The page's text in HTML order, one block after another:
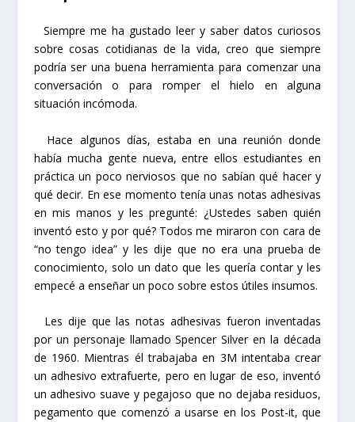
Siempre me ha gustado leer y saber datos curiosos
sobre cosas cotidianas de la vida, creo que siempre
podría ser una buena herramienta para comenzar una
conversación o para romper el hielo en alguna
situación incómoda.
Hace algunos días, estaba en una reunión donde
había mucha gente nueva, entre ellos estudiantes en
práctica un poco nerviosos que no sabían qué hacer y
qué decir. En ese momento tenía unas notas adhesivas
en mis manos y les pregunté: ¿Ustedes saben quién
inventó esto y por qué? Todos me miraron con cara de
“no tengo idea” y les dije que no era una prueba de
conocimiento, solo un dato que les quería contar y les
empecé a enseñar un poco sobre estos útiles insumos.
Les dije que las notas adhesivas fueron inventadas
por un personaje llamado Spencer Silver en la década
de 1960. Mientras él trabajaba en 3M intentaba crear
un adhesivo extrafuerte, pero en lugar de eso, inventó
un adhesivo suave y pegajoso que no dejaba residuos,
pegamento que comenzó a usarse en los Post-it, que